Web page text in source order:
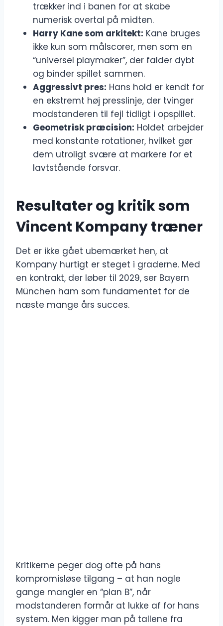
trækker ind i banen for at skabe
numerisk overtal på midten.
Harry Kane som arkitekt: Kane bruges
ikke kun som målscorer, men som en
“universel playmaker”, der falder dybt
og binder spillet sammen.
Aggressivt pres: Hans hold er kendt for
en ekstremt høj presslinje, der tvinger
modstanderen til fejl tidligt i opspillet.
Geometrisk præcision: Holdet arbejder
med konstante rotationer, hvilket gør
dem utroligt svære at markere for et
lavtstående forsvar.
Resultater og kritik som
Vincent Kompany træner
Det er ikke gået ubemærket hen, at
Kompany hurtigt er steget i graderne. Med
en kontrakt, der løber til 2029, ser Bayern
München ham som fundamentet for de
næste mange års succes.
Kritikerne peger dog ofte på hans
kompromisløse tilgang – at han nogle
gange mangler en “plan B”, når
modstanderen formår at lukke af for hans
system. Men kigger man på tallene fra